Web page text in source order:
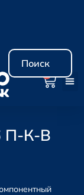
Поиск
П-К-В